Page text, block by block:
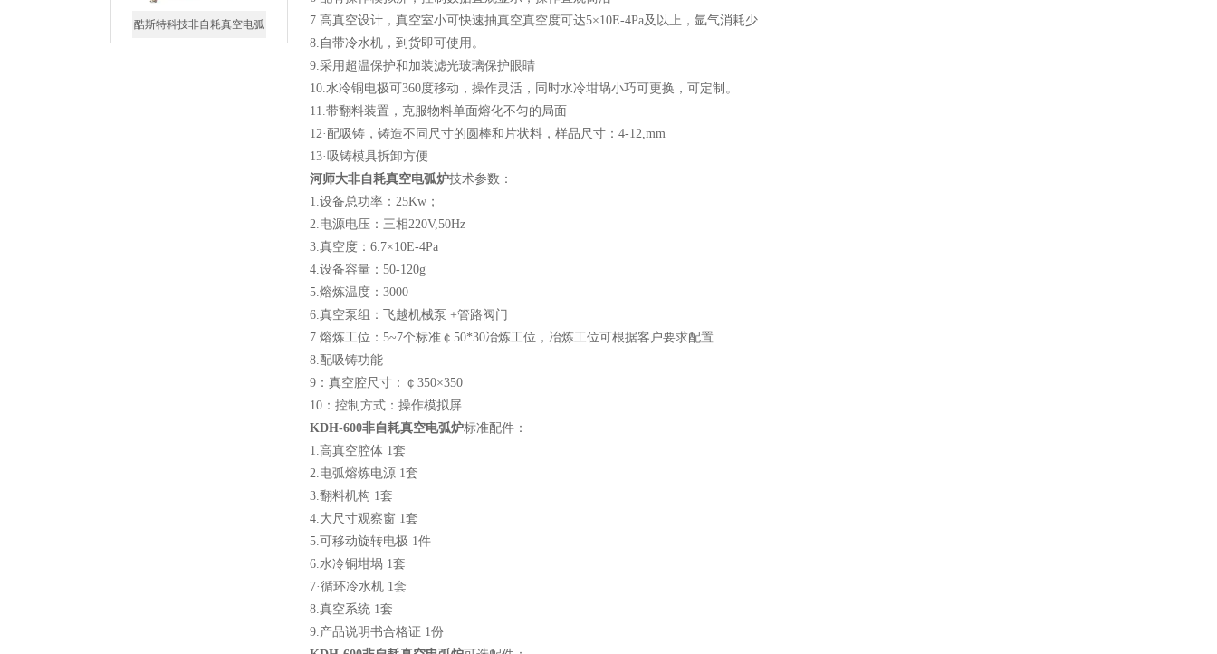
酷斯特科技非自耗真空电弧
7.高真空设计，真空室小可快速抽真空真空度可达5×10E-4Pa及以上，氩气消耗少
8.自带冷水机，到货即可使用。
9.采用超温保护和加装滤光玻璃保护眼睛
10.水冷铜电极可360度移动，操作灵活，同时水冷坩埚小巧可更换，可定制。
11.带翻料装置，克服物料单面熔化不匀的局面
12·配吸铸，铸造不同尺寸的圆棒和片状料，样品尺寸：4-12,mm
13·吸铸模具拆卸方便
河师大非自耗真空电弧炉技术参数：
1.设备总功率：25Kw；
2.电源电压：三相220V,50Hz
3.真空度：6.7×10E-4Pa
4.设备容量：50-120g
5.熔炼温度：3000
6.真空泵组：飞越机械泵 +管路阀门
7.熔炼工位：5~7个标准￠50*30冶炼工位，冶炼工位可根据客户要求配置
8.配吸铸功能
9：真空腔尺寸：￠350×350
10：控制方式：操作模拟屏
KDH-600非自耗真空电弧炉标准配件：
1.高真空腔体 1套
2.电弧熔炼电源 1套
3.翻料机构 1套
4.大尺寸观察窗 1套
5.可移动旋转电极 1件
6.水冷铜坩埚 1套
7·循环冷水机 1套
8.真空系统 1套
9.产品说明书合格证 1份